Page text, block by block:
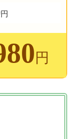
円
円